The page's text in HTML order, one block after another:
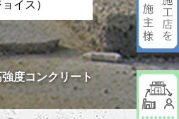
イス）
度コンクリート